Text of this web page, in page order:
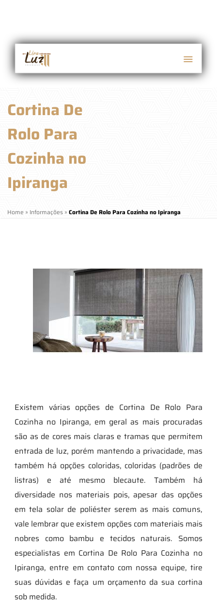
Cortina De
Rolo Para
Cozinha no
Ipiranga
Home » Informações » Cortina De Rolo Para Cozinha no Ipiranga
Existem várias opções de Cortina De Rolo Para
Cozinha no Ipiranga, em geral as mais procuradas
são as de cores mais claras e tramas que permitem
entrada de luz, porém mantendo a privacidade, mas
também há opções coloridas, coloridas (padrões de
listras) e até mesmo blecaute. Também há
diversidade nos materiais pois, apesar das opções
em tela solar de poliéster serem as mais comuns,
vale lembrar que existem opções com materiais mais
nobres como bambu e tecidos naturais. Somos
especialistas em Cortina De Rolo Para Cozinha no
Ipiranga, entre em contato com nossa equipe, tire
suas dúvidas e faça um orçamento da sua cortina
sob medida.